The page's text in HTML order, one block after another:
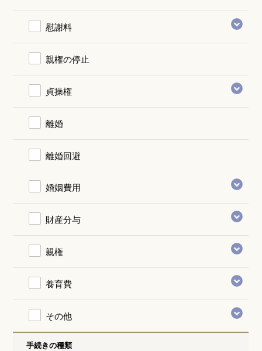
慰謝料
親権の停止
貞操権
離婚
離婚回避
婚姻費用
財産分与
親権
養育費
その他
手続きの種類